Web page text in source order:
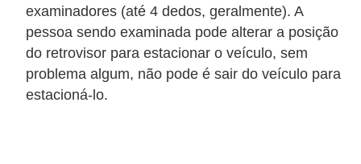
examinadores (até 4 dedos, geralmente). A
pessoa sendo examinada pode alterar a posição
do retrovisor para estacionar o veículo, sem
problema algum, não pode é sair do veículo para
estacioná-lo.